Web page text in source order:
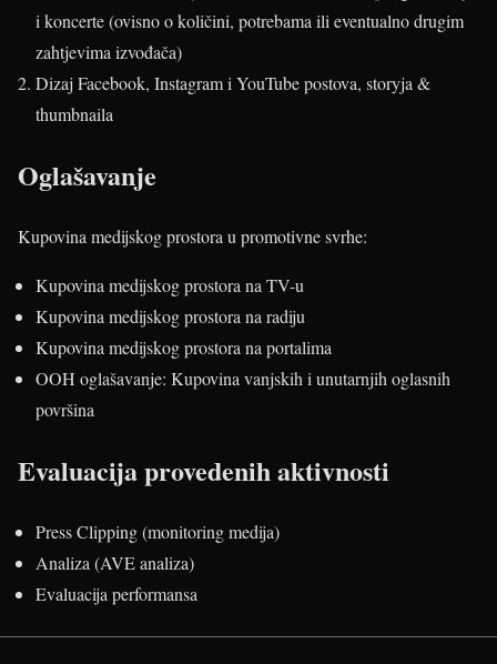
i koncerte (ovisno o količini, potrebama ili eventualno drugim
zahtjevima izvođača)
Dizaj Facebook, Instagram i YouTube postova, storyja &
thumbnaila
Oglašavanje
Kupovina medijskog prostora u promotivne svrhe:
Kupovina medijskog prostora na TV-u
Kupovina medijskog prostora na radiju
Kupovina medijskog prostora na portalima
OOH oglašavanje: Kupovina vanjskih i unutarnjih oglasnih
površina
Evaluacija provedenih aktivnosti
Press Clipping (monitoring medija)
Analiza (AVE analiza)
Evaluacija performansa